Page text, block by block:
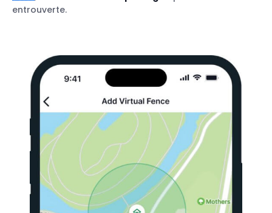
entrouverte.